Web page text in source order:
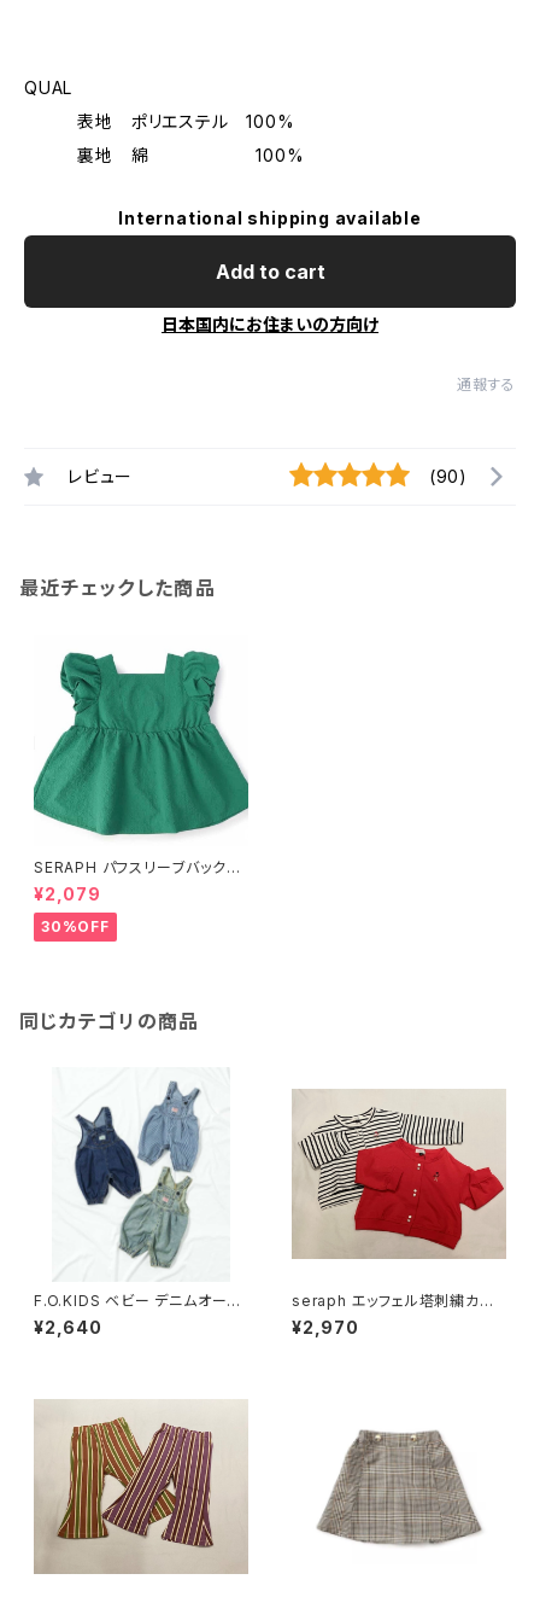
QUAL
表地 ポリエステル 100%
裏地 綿 100%
International shipping available
Add to cart
日本国内にお住まいの方向け
通報する
レビュー (90)
最近チェックした商品
SERAPH パフスリーブバックリ
ボンブラウス S309036
¥2,079
30%OFF
同じカテゴリの商品
F.O.KIDS ベビー デニムオーバ
ーオール R419026
¥2,640
seraph エッフェル塔刺繍カー
ディガン S404016
¥2,970